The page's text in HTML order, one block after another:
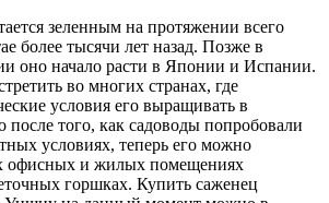
зеленным на протяжении всего
более тысячи лет назад. Позже в
оно начало расти в Японии и Испании.
во многих странах, где
условия его выращивать в
после того, как садоводы попробовали
условиях, теперь его можно
офисных и жилых помещениях
горшках. Купить саженец